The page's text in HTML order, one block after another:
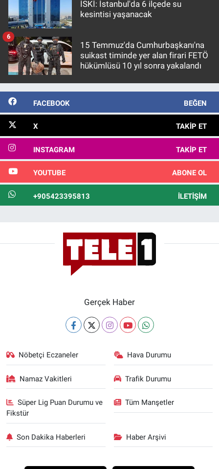
İSKİ: İstanbul'da 6 ilçede su
kesintisi yaşanacak
15 Temmuz'da Cumhurbaşkanı'na
suikast timinde yer alan firari FETÖ
hükümlüsü 10 yıl sonra yakalandı
6
FACEBOOK BEĞEN
X TAKIP ET
INSTAGRAM TAKIP ET
YOUTUBE ABONE OL
+905423395813 İLETIŞIM
Gerçek Haber
Nöbetçi Eczaneler Hava Durumu
Namaz Vakitleri Trafik Durumu
Süper Lig Puan Durumu ve
Fikstür
Tüm Manşetler
Son Dakika Haberleri Haber Arşivi